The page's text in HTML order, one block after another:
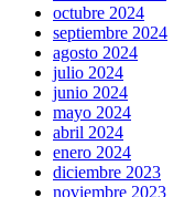
octubre 2024
septiembre 2024
agosto 2024
julio 2024
junio 2024
mayo 2024
abril 2024
enero 2024
diciembre 2023
noviembre 2023